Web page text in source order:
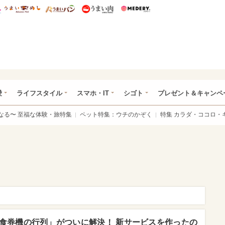
研 ディズニー特集
mimot. うまいめし うまいパン うまい肉
ライフスタイル スマホ・IT シゴト プレゼント＆キャンペ
る〜 至福な体験・旅特集 ペット特集：ウチのかぞく 特集 カラダ・ココロ・
券機の行列」がついに解決！ 新サービスを作ったの